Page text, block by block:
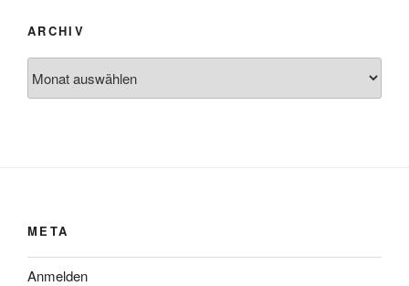
ARCHIV
META
Anmelden